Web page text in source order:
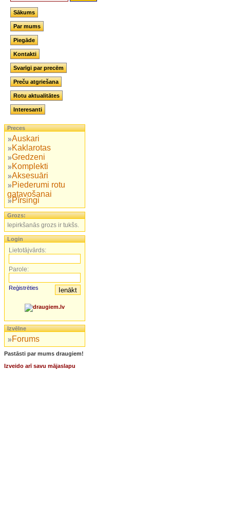
Sākums
Par mums
Piegāde
Kontakti
Svarīgi par precēm
Preču atgriešana
Rotu aktualitātes
Interesanti
Preces
Auskari
Kaklarotas
Gredzeni
Komplekti
Aksesuāri
Piederumi rotu
gatavošanai
Pīrsingi
Grozs:
Iepirkšanās grozs ir tukšs.
Login
Lietotājvārds:
Parole:
Reģistrēties
Izvēlne
Forums
Pastāsti par mums draugiem!
Izveido arī savu mājaslapu